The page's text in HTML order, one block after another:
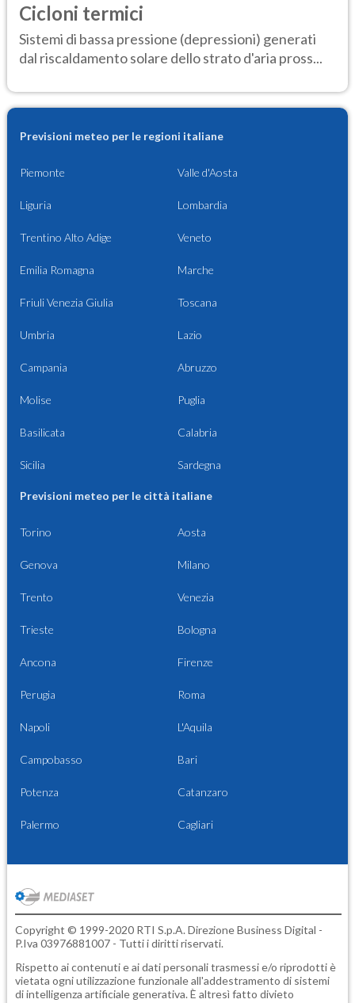
Cicloni termici
Sistemi di bassa pressione (depressioni) generati
dal riscaldamento solare dello strato d'aria pross...
Previsioni meteo per le regioni italiane
Piemonte Valle d'Aosta
Liguria Lombardia
Trentino Alto Adige Veneto
Emilia Romagna Marche
Friuli Venezia Giulia Toscana
Umbria Lazio
Campania Abruzzo
Molise Puglia
Basilicata Calabria
Sicilia Sardegna
Previsioni meteo per le città italiane
Torino Aosta
Genova Milano
Trento Venezia
Trieste Bologna
Ancona Firenze
Perugia Roma
Napoli L'Aquila
Campobasso Bari
Potenza Catanzaro
Palermo Cagliari
Copyright © 1999-2020 RTI S.p.A. Direzione Business Digital -
P.Iva 03976881007 - Tutti i diritti riservati.
Rispetto ai contenuti e ai dati personali trasmessi e/o riprodotti è
vietata ogni utilizzazione funzionale all'addestramento di sistemi
di intelligenza artificiale generativa. È altresì fatto divieto